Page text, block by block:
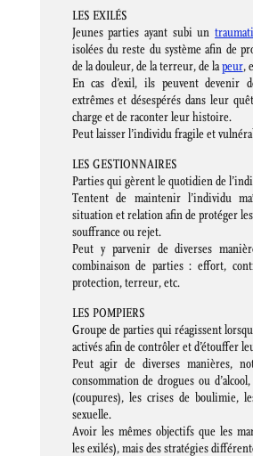
LES EXILÉS
Jeunes parties ayant subi un
isolées du reste du système afin de
de la douleur, de la terreur, de lapeur,
En cas d’exil, ils peuvent devenir
extrêmes et désespérés dans leur
charge et de raconter leur histoire.
Peut laisser l’individu fragile et
LES GESTIONNAIRES
Parties qui gèrent le quotidien de
Tentent de maintenir l’individu
situation et relation afin de protéger
souffrance ou rejet.
Peut y parvenir de diverses
combinaison de parties : effort,
protection, terreur, etc.
LES POMPIERS
Groupe de parties qui réagissent
activés afin de contrôler et d’étouffer
Peut agir de diverses manières,
consommation de drogues ou
(coupures), les crises de boulimie,
sexuelle.
Avoir les mêmes objectifs que les
les exilés), mais des stratégies